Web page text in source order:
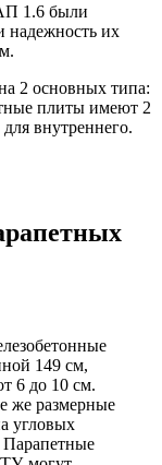
1.6 были
надежность их
2 основных типа:
плиты имеют 2
внутреннего.
149 см,
6 до 10 см.
же размерные
угловых